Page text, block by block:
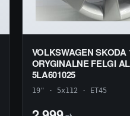
VOLKSWAGEN SKODA
ORYGINALNE FELGI
5LA601025
19" · 5x112 · ET45